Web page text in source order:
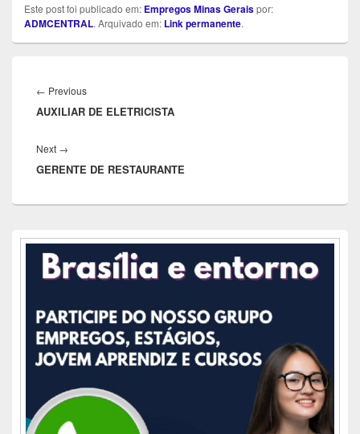
Este post foi publicado em: Empregos Minas Geraispor:
ADMCENTRAL. Arquivado em: Link permanente.
de
Post
← PreviousPrevious
post:
AUXILIAR DE ELETRICISTA
Next →
post:
GERENTE DE RESTAURANTE
Área